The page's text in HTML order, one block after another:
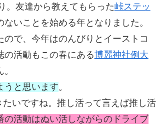
。友達から教えてもらった峠ステッ
いことを始める年となりました。
で、今年はのんびりとイーストコ
の活動もこの春にある博麗神社例大
うと思います。
いですね。推し活って言えば推し活
の活動はぬい活しながらのドライブ